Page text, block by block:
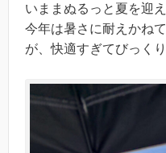
いままぬるっと夏を迎
今年は暑さに耐えかね
が、快適すぎてびっく